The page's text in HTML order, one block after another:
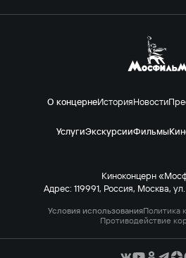
О концернеИсторияНовости
УслугиЭкскурсииФильмы
Киноконцерн
Адрес: 119991, Россия, Москва,
Условия использованияПолитика
Противодействие